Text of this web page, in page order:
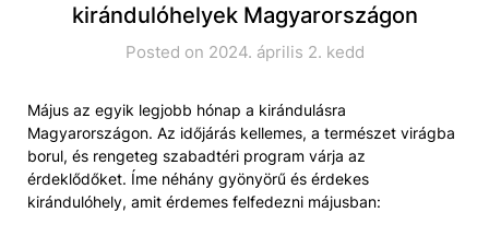
kirándulóhelyek Magyarországon
Posted on 2024. április 2. kedd
Május az egyik legjobb hónap a kirándulásra
Magyarországon. Az időjárás kellemes, a természet virágba
borul, és rengeteg szabadtéri program várja az
érdeklődőket. Íme néhány gyönyörű és érdekes
kirándulóhely, amit érdemes felfedezni májusban: